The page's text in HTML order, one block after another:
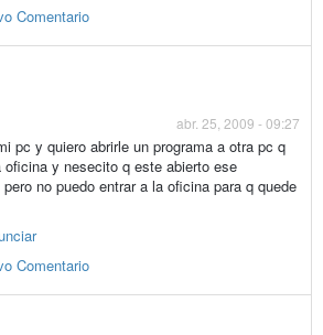
Comentario
abr. 25, 2009 - 09:27
pc y quiero abrirle un programa a otra pc q
oficina y nesecito q este abierto ese
no puedo entrar a la oficina para q quede
Comentario